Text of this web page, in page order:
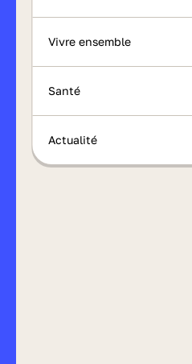
Vivre ensemble
Santé
Actualité